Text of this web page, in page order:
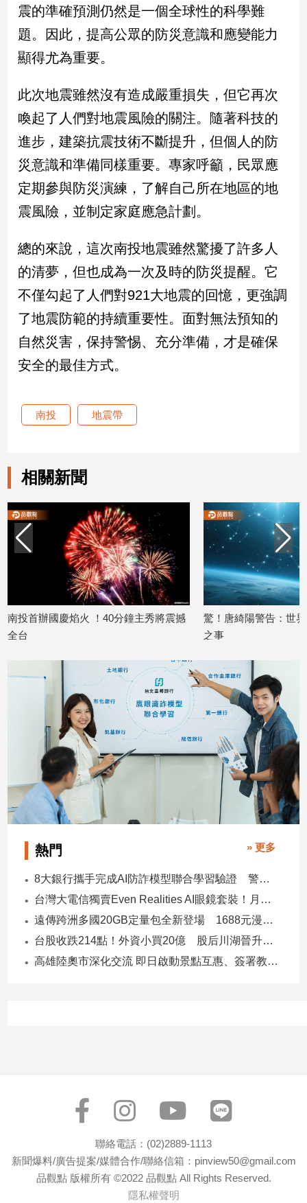
娛
樂
娛
聞
流
行/
時
尚
追
生
活
建
築/
室
內
設
計
遊/
美
座/
命
理
消
費
健
感
情
／
科
戲
動
寵
震的準確預測仍然是一個全球性的科學難
題。因此，提高公眾的防災意識和應變能力
顯得尤為重要。
此次地震雖然沒有造成嚴重損失，但它再次
喚起了人們對地震風險的關注。隨著科技的
進步，建築抗震技術不斷提升，但個人的防
災意識和準備同樣重要。專家呼籲，民眾應
定期參與防災演練，了解自己所在地區的地
震風險，並制定家庭應急計劃。
總的來說，這次南投地震雖然驚擾了許多人
的清夢，但也成為一次及時的防災提醒。它
不僅勾起了人們對921大地震的回憶，更強調
了地震防範的持續重要性。面對無法預知的
自然災害，保持警惕、充分準備，才是確保
安全的最佳方式。
南投 地震帶
相關新聞
南投首辦國慶焰火 ！40分鐘主秀將震撼
全台
驚！唐綺陽警告：世
之事
熱門 » 更多
8大銀行攜手完成AI防詐模型聯合學習驗證 警示帳戶準確度提升2倍
台灣大電信獨賣Even Realities AI眼鏡套裝！月付1399元 專案價3990
遠傳跨洲多國20GB定量包全新登場 1688元漫遊逾百國家！
台股收跌214點！外資小買20億 股后川湖晉升萬金股
高雄陸奧市深化交流 即日啟動景點互惠、簽署教育合作MOU
聯絡電話：(02)2889-1113
新聞爆料/廣告提案/媒體合作/聯絡信箱：pinview50@gmail.com
品觀點 版權所有 ©2022 品觀點 All Rights Reserved.
隱私權聲明